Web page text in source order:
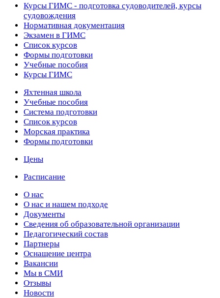
Курсы ГИМС - подготовка судоводителей, курсы
судовождения
Нормативная документация
Экзамен в ГИМС
Список курсов
Формы подготовки
Учебные пособия
Курсы ГИМС
Яхтенная школа
Учебные пособия
Cистема подготовки
Список курсов
Морская практика
Формы подготовки
Цены
Расписание
О нас
О нас и нашем подходе
Документы
Сведения об образовательной организации
Педагогический состав
Партнеры
Оснащение центра
Вакансии
Мы в СМИ
Отзывы
Новости